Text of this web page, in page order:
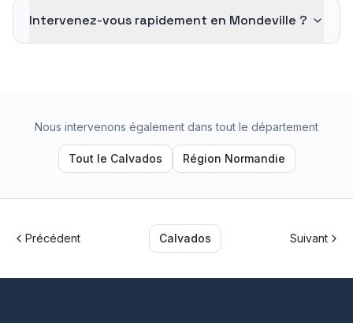
Intervenez-vous rapidement en Mondeville ?
Nous intervenons également dans tout le département
Tout le Calvados Région Normandie
Précédent Calvados Suivant